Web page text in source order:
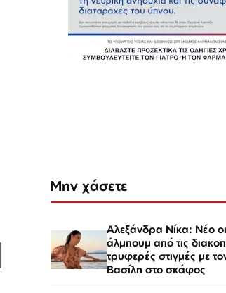
Μην χάσετε
Αλεξάνδρα Νίκα: Νέο
άλμπουμ από τις
τρυφερές στιγμές με
Βασίλη στο σκάφος